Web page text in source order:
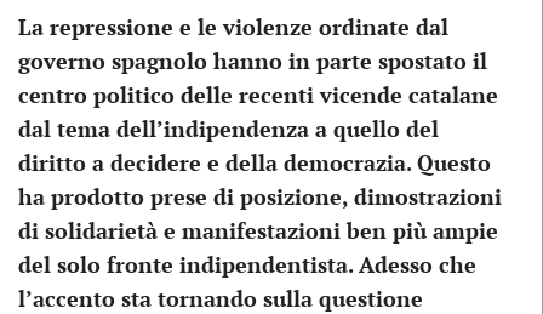
La repressione e le violenze ordinate dal
governo spagnolo hanno in parte spostato il
centro politico delle recenti vicende catalane
dal tema dell’indipendenza a quello del
diritto a decidere e della democrazia. Questo
ha prodotto prese di posizione, dimostrazioni
di solidarietà e manifestazioni ben più ampie
del solo fronte indipendentista. Adesso che
l’accento sta tornando sulla questione